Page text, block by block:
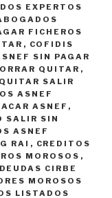
EXPERTOS
FICHEROS
, COFIDIS
SIN PAGAR
QUITAR ,
SALIR
ASNEF
ASNEF ,
SALIR SIN
ASNEF
RAI , CREDITOS
MOROSOS ,
DEUDAS CIRBE
MOROSOS
LISTADOS